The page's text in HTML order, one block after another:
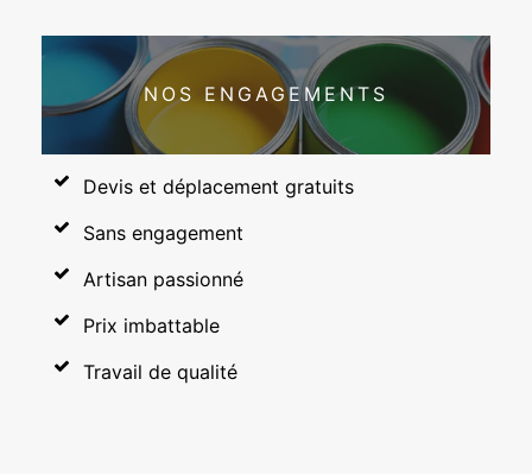
NOS ENGAGEMENTS
Devis et déplacement gratuits
Sans engagement
Artisan passionné
Prix imbattable
Travail de qualité